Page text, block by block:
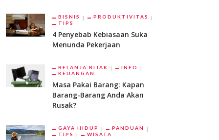
BISNIS
PRODUKTIVITAS
TIPS
4 Penyebab Kebiasaan Suka
Menunda Pekerjaan
BELANJA BIJAK
INFO
KEUANGAN
Masa Pakai Barang: Kapan
Barang-Barang Anda Akan
Rusak?
GAYA HIDUP
PANDUAN
TIPS
WISATA